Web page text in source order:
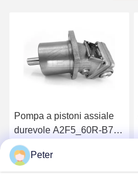
Pompa a pistoni assiale
durevole A2F5_60R-B7
per macchine da
costruzione A2F5 A2F12
A2F23 A2F55 A2F80
Ottenga il migliore prezzo
Peter